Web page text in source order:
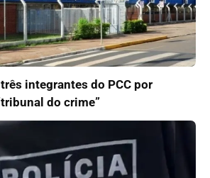
integrantes do PCC por
do crime”